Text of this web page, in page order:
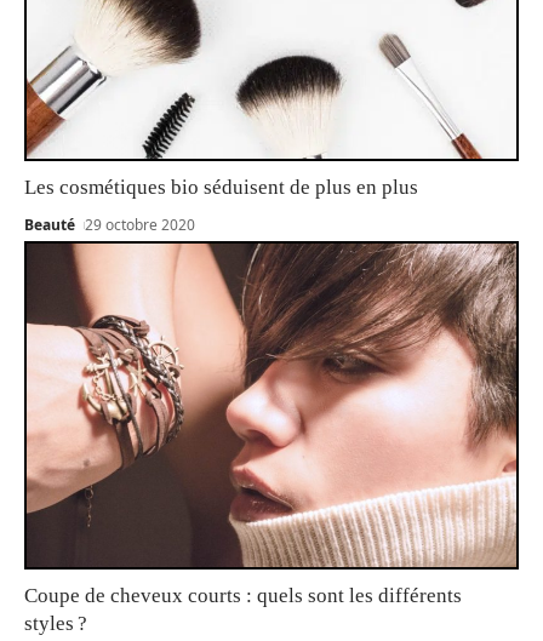
Les cosmétiques bio séduisent de plus en plus
Beauté 29 octobre 2020
Coupe de cheveux courts : quels sont les différents
styles ?